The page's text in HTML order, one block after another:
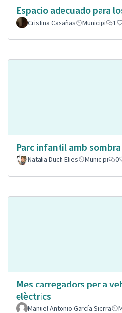
Espacio adecuado para
Cristina Casañas
Municipi 1
Parc infantil amb sombra
Natalia Duch Elies
Municipi 0
Mes carregadors per a
elèctrics
Manuel Antonio García Sierra